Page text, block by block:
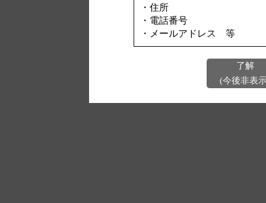
・住所
・電話番号
・メールアドレス 等
了解
(今後非表